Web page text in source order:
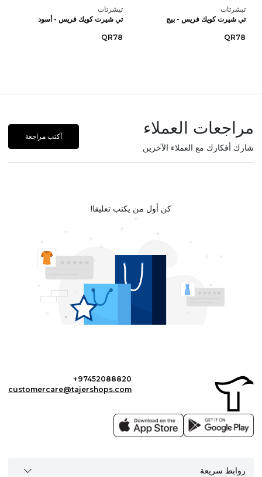
تيشرتات
تي شيرت كويك فريس - بيج
QR78
تيشرتات
تي شيرت كويك فريس - أسود
QR78
مراجعات العملاء
شارك أفكارك مع العملاء الآخرين
أكتب مراجعة
كن أول من يكتب تعليقا!
+97452088820
customercare@tajershops.com
روابط سريعة